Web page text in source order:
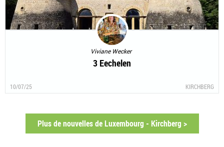
Viviane Wecker
3 Eechelen
10/07/25 KIRCHBERG
Plus de nouvelles de Luxembourg - Kirchberg >